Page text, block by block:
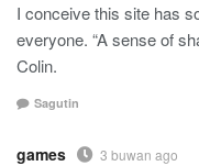
I conceive this site has
everyone. “A sense of
Colin.
Sagutin
games 3 buwan ago